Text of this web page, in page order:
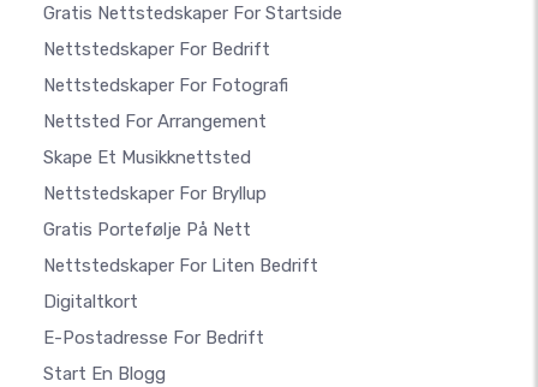
Gratis Nettstedskaper For Startside
Nettstedskaper For Bedrift
Nettstedskaper For Fotografi
Nettsted For Arrangement
Skape Et Musikknettsted
Nettstedskaper For Bryllup
Gratis Portefølje På Nett
Nettstedskaper For Liten Bedrift
Digitaltkort
E-Postadresse For Bedrift
Start En Blogg